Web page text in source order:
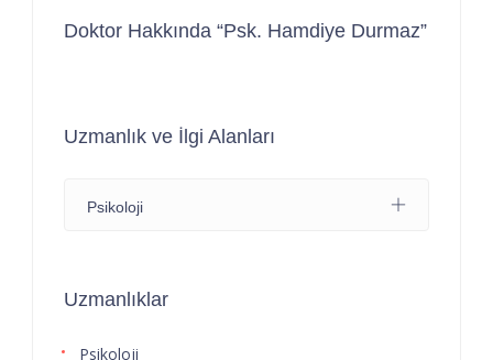
Doktor Hakkında “Psk. Hamdiye Durmaz”
Uzmanlık ve İlgi Alanları
Psikoloji
Uzmanlıklar
Psikoloji